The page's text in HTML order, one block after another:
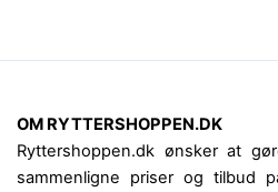
OM RYTTERSHOPPEN.DK
Ryttershoppen.dk ønsker at
sammenligne priser og tilbud